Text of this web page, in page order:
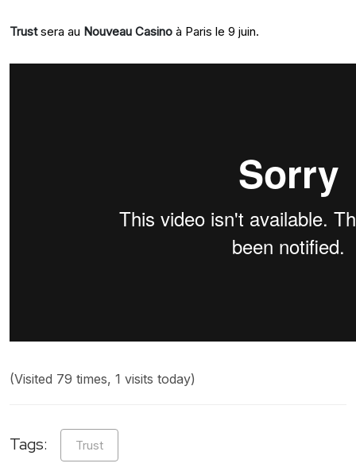
Trustsera au Nouveau Casino à Paris le 9 juin.
(Visited 79 times, 1 visits today)
Tags: Trust